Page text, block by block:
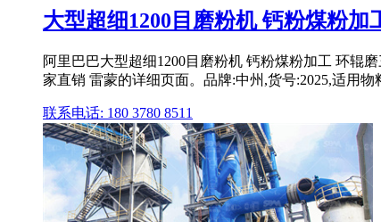
大型超细1200目磨粉机 钙粉煤粉加
阿里巴巴大型超细1200目磨粉机 钙粉煤粉加工 环辊
家直销 雷蒙的详细页面。品牌:中州,货号:2025,适用
联系电话: 180 3780 8511